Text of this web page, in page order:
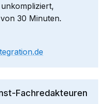
30 Minuten.
Fachredakteuren